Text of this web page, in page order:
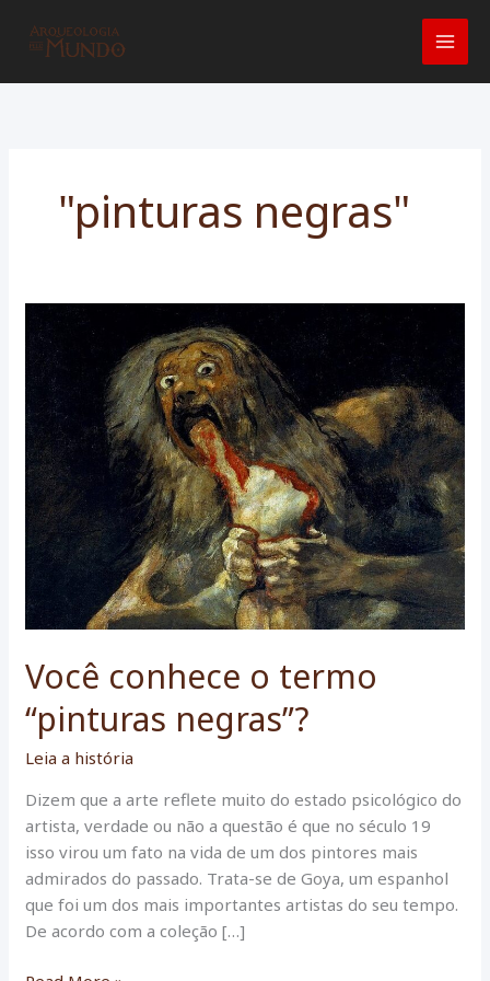
para
"pinturas negras"
Você conhece o termo
“pinturas negras”?
Leia a história
Dizem que a arte reflete muito do estado psicológico do
artista, verdade ou não a questão é que no século 19
isso virou um fato na vida de um dos pintores mais
admirados do passado. Trata-se de Goya, um espanhol
que foi um dos mais importantes artistas do seu tempo.
De acordo com a coleção […]